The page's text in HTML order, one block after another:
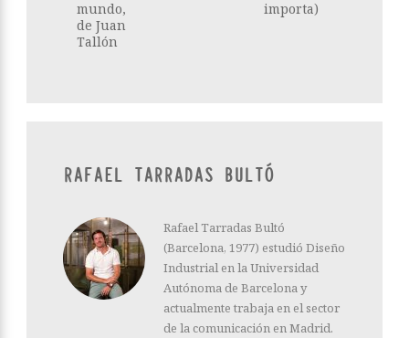
mundo,
de Juan
Tallón
importa)
RAFAEL TARRADAS BULTÓ
Rafael Tarradas Bultó
(Barcelona, 1977) estudió Diseño
Industrial en la Universidad
Autónoma de Barcelona y
actualmente trabaja en el sector
de la comunicación en Madrid.